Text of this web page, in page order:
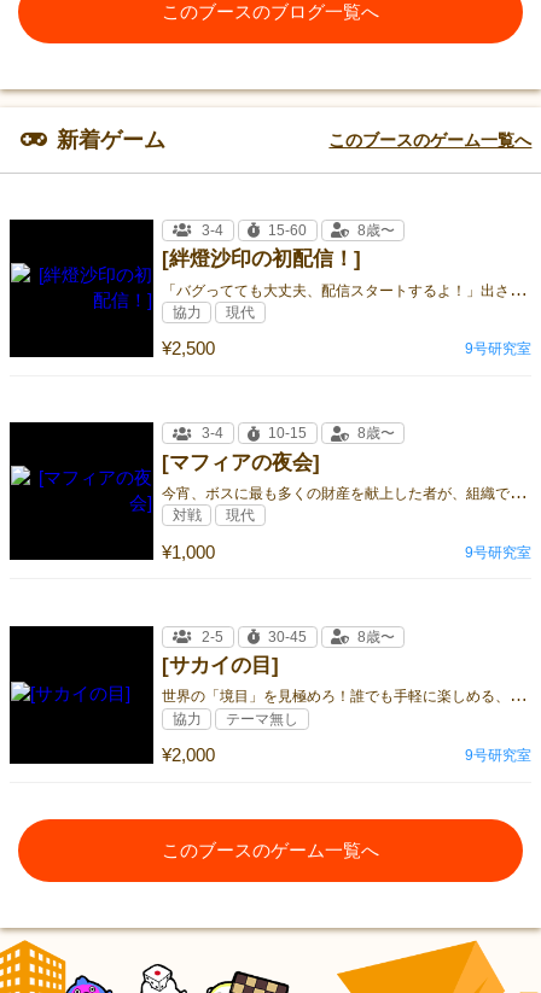
このブースのブログ一覧へ
新着ゲーム このブースのゲーム一覧へ
[絆燈沙印の初配信！]
「
バグってても大丈夫、配信スタートするよ！」出された話題にコール＆レスポンス、意思疎通はハンドサイン！トラブルだらけの配信ゲーム
¥2,500
3-4 15-60 8歳〜
協力 現代
9号研究室
[マフィアの夜会]
今
宵、ボスに最も多くの財産を献上した者が、組織で地位を手に入れる。組織に忠誠を。裏切り者に制裁を。そしてバレないように私腹を。
¥1,000
3-4 10-15 8歳〜
対戦 現代
9号研究室
[サカイの目]
世
界の「境目」を見極めろ！誰でも手軽に楽しめる、境目探求ゲーム。
¥2,000
2-5 30-45 8歳〜
協力 テーマ無し
9号研究室
このブースのゲーム一覧へ